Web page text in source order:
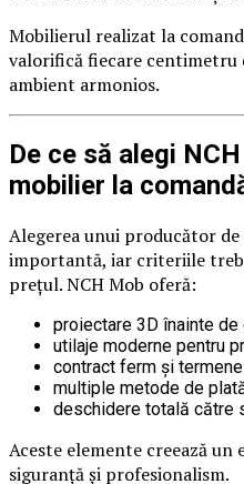
Mobilierul realizat la
valorifică fiecare centimetru
ambient armonios.
De ce să alegi
mobilier la
Alegerea unui producător
importantă, iar criteriile
prețul. NCH Mob oferă:
proiectare 3D înainte
utilaje moderne pentru
contract ferm și
multiple metode de
deschidere totală către
Aceste elemente creează
siguranță și profesionalism.